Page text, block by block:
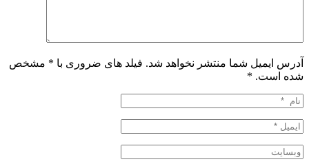
آدرس ایمیل شما منتشر نخواهد شد. فیلد های ضروری با * مشخص
شده است. *